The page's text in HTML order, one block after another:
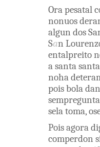
Orapesatal
nonuos
algun dos
San
entalpreito
asantasanta
noha
poisboladan
selatoma,
Poisagora
comperdon